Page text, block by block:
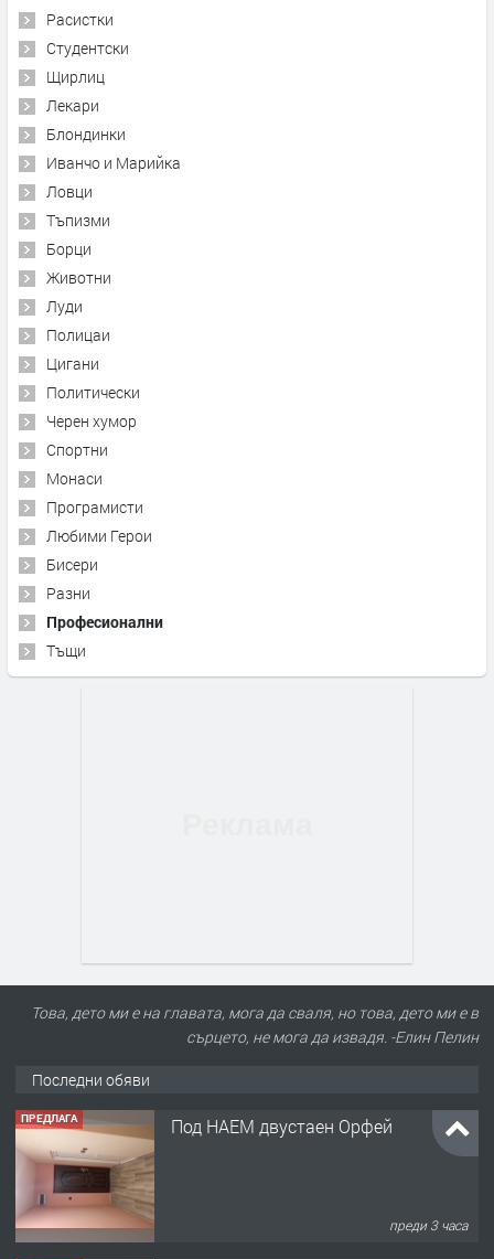
Расистки
Студентски
Щирлиц
Лекари
Блондинки
Иванчо и Марийка
Ловци
Тъпизми
Борци
Животни
Луди
Полицаи
Цигани
Политически
Черен хумор
Спортни
Монаси
Програмисти
Любими Герои
Бисери
Разни
Професионални
Тъщи
Това, дето ми е на главата, мога да сваля, но това, дето ми е в
сърцето, не мога да извадя. -Елин Пелин
Последни обяви
ПРЕДЛАГА Под НАЕМ двустаен Орфей
преди 3 часа